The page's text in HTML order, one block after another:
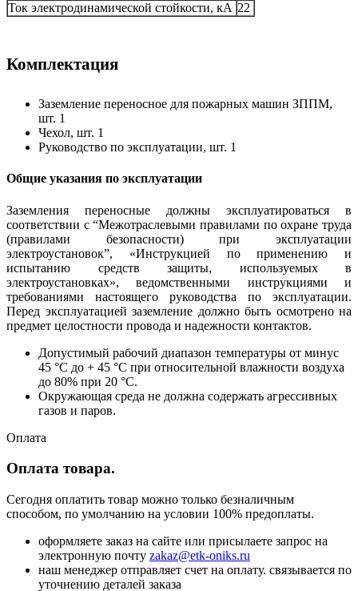
Ток электродинамической стойкости, кА 22
Комплектация
Заземление переносное для пожарных машин ЗППМ,
шт. 1
Чехол, шт. 1
Руководство по эксплуатации, шт. 1
Общие указания по эксплуатации
Заземления переносные должны эксплуатироваться в
соответствии с “Межотраслевыми правилами по охране труда
(правилами безопасности) при эксплуатации
электроустановок”, «Инструкцией по применению и
испытанию средств защиты, используемых в
электроустановках», ведомственными инструкциями и
требованиями настоящего руководства по эксплуатации.
Перед эксплуатацией заземление должно быть осмотрено на
предмет целостности провода и надежности контактов.
Допустимый рабочий диапазон температуры от минус
45 °С до + 45 °С при относительной влажности воздуха
до 80% при 20 °С.
Окружающая среда не должна содержать агрессивных
газов и паров.
Оплата
Оплата товара.
Сегодня оплатить товар можно только безналичным
способом, по умолчанию на условии 100% предоплаты.
оформляете заказ на сайте или присылаете запрос на
электронную почту zakaz@etk-oniks.ru
наш менеджер отправляет счет на оплату. связывается по
уточнению деталей заказа